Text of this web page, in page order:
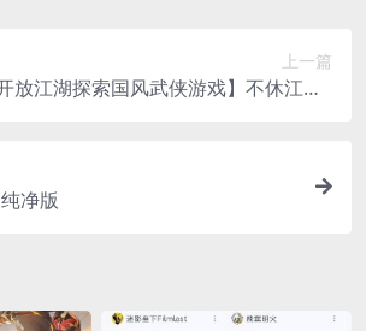
上一篇
放江湖探索国风武侠游戏】不休江湖v
净版